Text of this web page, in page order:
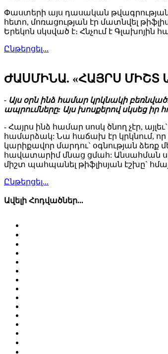
Փաստերի այս դասական թվագրությանը
հետո, մոռացության էր մատնվել
Երեկոն սկսված է։ Հնչում է
Ընթերցել...
ԺԱՍՄԻՆԱ. «ՀԱՅՐՍ ՄԻՇՏ
- Այս օրն ինձ համար կրկնակի
ապրումները: Այս խոսքերով սկսեց իր
- Հայրս ինձ համար սոսկ ծնող չէր,
համարձակ: Նա հաճախ էր կրկնում, որ
կարիքավոր մարդու` օգնության ձեռք
հավատարիմ մնաց ցմահ: Անսահման
միշտ պահպանել թիֆլիսյան էշխը`
Ընթերցել...
Ավելի Հոդվածներ...